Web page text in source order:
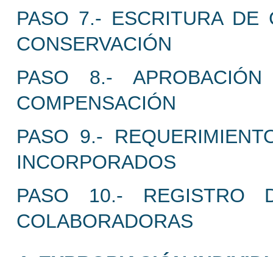
PASO 7.- ESCRITURA DE
CONSERVACIÓN
PASO 8.-
COMPENSACIÓN
PASO 9.-
INCORPORADOS
PASO 10.- REGISTRO
COLABORADORAS